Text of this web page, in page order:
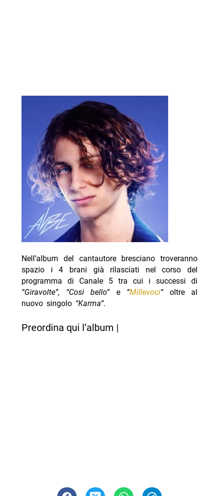
Nell’album del cantautore bresciano troveranno
spazio i 4 brani già rilasciati nel corso del
programma di Canale 5 tra cui i successi di
“Giravolte”, “Così bello” e “Millevoci“oltre al
nuovo singolo “Karma”.
Preordina qui l’album |